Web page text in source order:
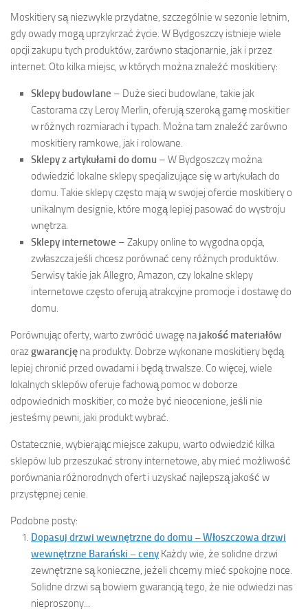
Moskitiery są niezwykle przydatne, szczególnie w sezonie letnim,
gdy owady mogą uprzykrzać życie. W Bydgoszczy istnieje wiele
opcji zakupu tych produktów, zarówno stacjonarnie, jak i przez
internet. Oto kilka miejsc, w których można znaleźć moskitiery:
Sklepy budowlane – Duże sieci budowlane, takie jak
Castorama czy Leroy Merlin, oferują szeroką gamę moskitier
w różnych rozmiarach i typach. Można tam znaleźć zarówno
moskitiery ramkowe, jak i rolowane.
Sklepy z artykułami do domu – W Bydgoszczy można
odwiedzić lokalne sklepy specjalizujące się w artykułach do
domu. Takie sklepy często mają w swojej ofercie moskitiery o
unikalnym designie, które mogą lepiej pasować do wystroju
wnętrza.
Sklepy internetowe – Zakupy online to wygodna opcja,
zwłaszcza jeśli chcesz porównać ceny różnych produktów.
Serwisy takie jak Allegro, Amazon, czy lokalne sklepy
internetowe często oferują atrakcyjne promocje i dostawę do
domu.
Porównując oferty, warto zwrócić uwagę najakość materiałów
orazgwarancję na produkty. Dobrze wykonane moskitiery będą
lepiej chronić przed owadami i będą trwalsze. Co więcej, wiele
lokalnych sklepów oferuje fachową pomoc w doborze
odpowiednich moskitier, co może być nieocenione, jeśli nie
jesteśmy pewni, jaki produkt wybrać.
Ostatecznie, wybierając miejsce zakupu, warto odwiedzić kilka
sklepów lub przeszukać strony internetowe, aby mieć możliwość
porównania różnorodnych ofert i uzyskać najlepszą jakość w
przystępnej cenie.
Podobne posty:
Dopasuj drzwi wewnętrzne do domu – Włoszczowa drzwi
wewnętrzne Barański – ceny Każdy wie, że solidne drzwi
zewnętrzne są konieczne, jeżeli chcemy mieć spokojne noce.
Solidne drzwi są bowiem gwarancją tego, że nie odwiedzi nas
nieproszony...